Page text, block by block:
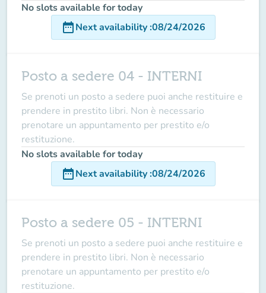
No slots available for today
date_rangeNext availability:08/24/2026
Posto a sedere 04 - INTERNI
Se prenoti un posto a sedere puoi anche restituire e
prendere in prestito libri. Non è necessario
prenotare un appuntamento per prestito e/o
restituzione.
No slots available for today
date_rangeNext availability:08/24/2026
Posto a sedere 05 - INTERNI
Se prenoti un posto a sedere puoi anche restituire e
prendere in prestito libri. Non è necessario
prenotare un appuntamento per prestito e/o
restituzione.